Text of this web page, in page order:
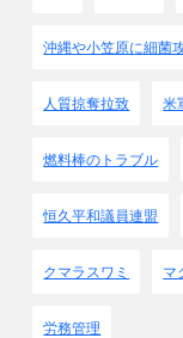
沖縄や小笠原に細菌
人質掠奪拉致 米
燃料棒のトラブル
恒久平和議員連盟
クマラスワミ マ
労務管理